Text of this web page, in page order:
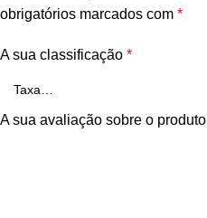
obrigatórios marcados com *
A sua classificação *
A sua avaliação sobre o produto